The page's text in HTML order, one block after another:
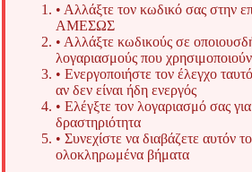
• Αλλάξτε τον κωδικό σας στην
ΑΜΕΣΩΣ
• Αλλάξτε κωδικούς σε
λογαριασμούς που
• Ενεργοποιήστε τον έλεγχο
αν δεν είναι ήδη ενεργός
• Ελέγξτε τον λογαριασμό σας
δραστηριότητα
• Συνεχίστε να διαβάζετε αυτόν
ολοκληρωμένα βήματα